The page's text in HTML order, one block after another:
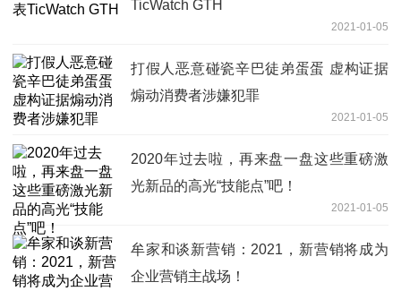
TicWatch GTH
2021-01-05
打假人恶意碰瓷辛巴徒弟蛋蛋 虚构证据
煽动消费者涉嫌犯罪
2021-01-05
2020年过去啦，再来盘一盘这些重磅激
光新品的高光“技能点”吧！
2021-01-05
牟家和谈新营销：2021，新营销将成为
企业营销主战场！